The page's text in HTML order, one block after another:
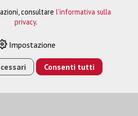
RETE › FTTH › FTTH INHOUSE
consultare l'informativa sulla
privacy.
Impostazione
Consenti tutti